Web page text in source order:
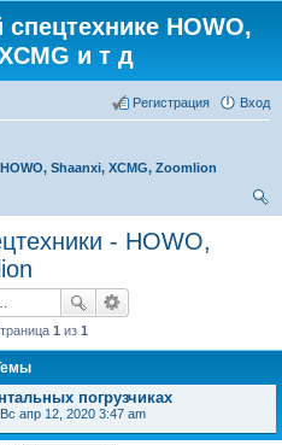
HOWO,
и т д
Вход
Регистрация
Shaanxi, XCMG, Zoomlion
- HOWO,
1 из 1
погрузчиках
Вс апр 12, 2020 3:47 am